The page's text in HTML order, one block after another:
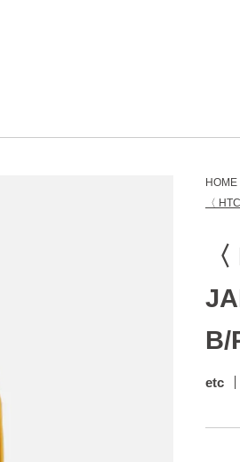
HOME
〈
B/
etc